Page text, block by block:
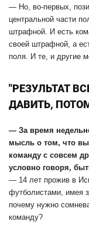
— Но, во-первых,
центральной части
штрафной. И есть
своей штрафной, а
поля. И те, и другие
"РЕЗУЛЬТАТ
ДАВИТЬ,
— За время
мысль о том, что вы
команду с совсем
условно говоря,
— 14 лет прожив в
футболистами, имея
почему нужно
команду?